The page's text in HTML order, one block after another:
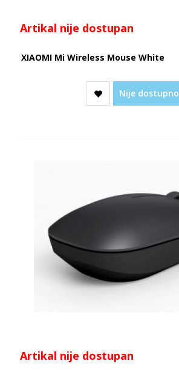
Artikal nije dostupan
XIAOMI Mi Wireless Mouse White
Nije dostupno
Artikal nije dostupan